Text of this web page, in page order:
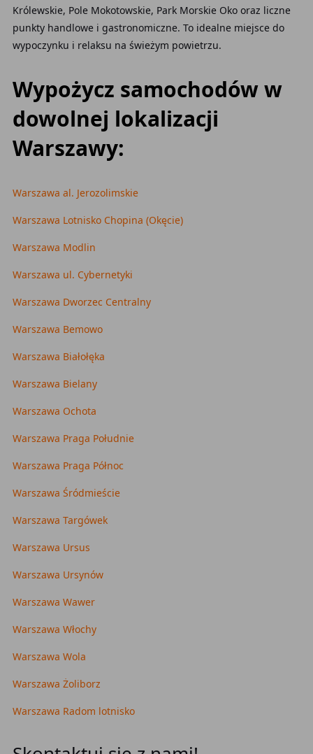
Królewskie, Pole Mokotowskie, Park Morskie Oko oraz liczne
punkty handlowe i gastronomiczne. To idealne miejsce do
wypoczynku i relaksu na świeżym powietrzu.
Wypożycz samochodów w
dowolnej lokalizacji
Warszawy:
Warszawa al. Jerozolimskie
Warszawa Lotnisko Chopina (Okęcie)
Warszawa Modlin
Warszawa ul. Cybernetyki
Warszawa Dworzec Centralny
Warszawa Bemowo
Warszawa Białołęka
Warszawa Bielany
Warszawa Ochota
Warszawa Praga Południe
Warszawa Praga Północ
Warszawa Śródmieście
Warszawa Targówek
Warszawa Ursus
Warszawa Ursynów
Warszawa Wawer
Warszawa Włochy
Warszawa Wola
Warszawa Żoliborz
Warszawa Radom lotnisko